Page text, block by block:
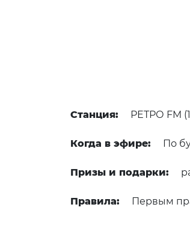
Станция: РЕТРО FM
Когда в эфире: По
Призы и подарки:
Правила: Первым